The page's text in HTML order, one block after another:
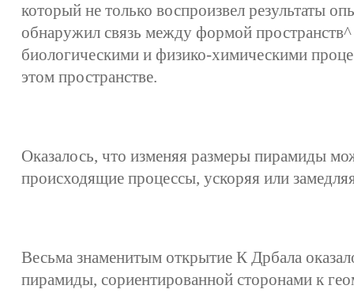
который не только воспроизвел результаты
обнаружил связь между формой
биологическими и физико-химическими
этом пространстве.
Оказалось, что изменяя размеры пирамиды
происходящие процессы, ускоряя или
Весьма знаменитым открытие К Дрбала
пирамиды, сориентированной сторонами к